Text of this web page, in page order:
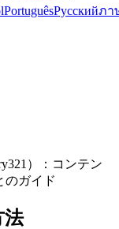
PortuguêsРусскийภา
）：コンテン
のガイド
法